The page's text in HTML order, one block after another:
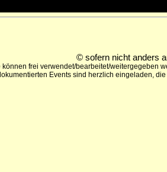
© sofern nicht anders
können frei verwendet/bearbeitet/weitergegeben
Events sind herzlich eingeladen,